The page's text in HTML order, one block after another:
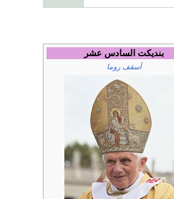
بنديكت السادس عشر
أسقف روما